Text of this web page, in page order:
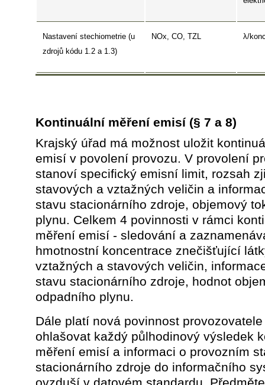
Nastavení stechiometrie (u
zdrojů kódu 1.2 a 1.3)
NOx, CO, TZL λ/
Kontinuální měření emisí(§ 7 a 8)
Krajský úřad má možnost uložit
emisí v povolení provozu. V provolení
stanoví specifický emisní limit, rozsah
stavových a vztažných veličin a
stavu stacionárního zdroje, objemový
plynu. Celkem 4 povinnosti v rámci
měření emisí - sledování a
hmotnostní koncentrace znečišťující
vztažných a stavových veličin,
stavu stacionárního zdroje, hodnot
odpadního plynu.
Dále platí nová povinnost
ohlašovat každý půlhodinový výsledek
měření emisí a informaci o provozním
stacionárního zdroje do informačního